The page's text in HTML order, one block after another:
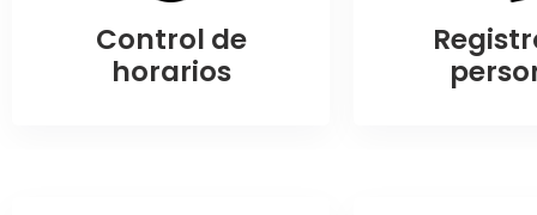
Control de
horarios